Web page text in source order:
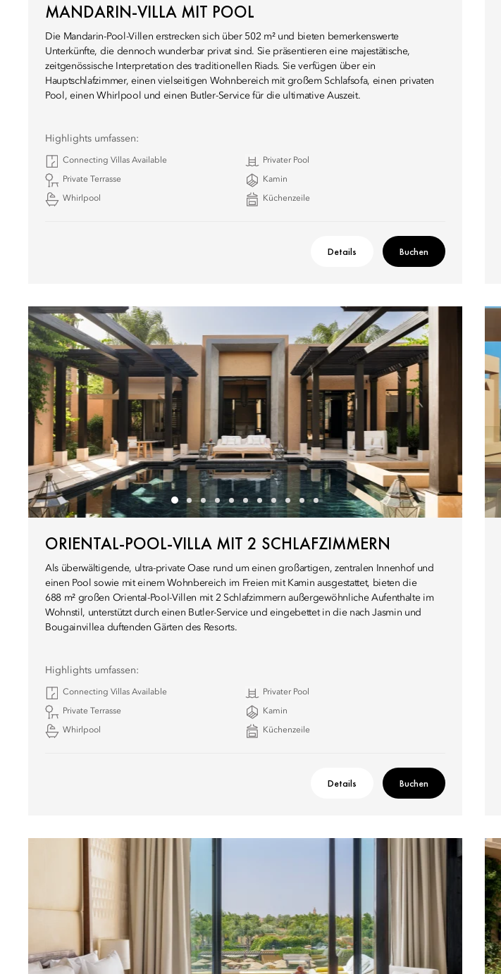
MANDARIN-VILLA MIT POOL
Die Mandarin-Pool-Villen erstrecken sich über 502 m² und bieten bemerkenswerte
Unterkünfte, die dennoch wunderbar privat sind. Sie präsentieren eine majestätische,
zeitgenössische Interpretation des traditionellen Riads. Sie verfügen über ein
Hauptschlafzimmer, einen vielseitigen Wohnbereich mit großem Schlafsofa, einen privaten
Pool, einen Whirlpool und einen Butler-Service für die ultimative Auszeit.
Highlights umfassen:
Connecting Villas Available Privater Pool
Private Terrasse Kamin
Whirlpool Küchenzeile
Details Buchen
ORIENTAL-POOL-VILLA MIT 2 SCHLAFZIMMERN
Als überwältigende, ultra-private Oase rund um einen großartigen, zentralen Innenhof und
einen Pool sowie mit einem Wohnbereich im Freien mit Kamin ausgestattet, bieten die
688 m² großen Oriental-Pool-Villen mit 2 Schlafzimmern außergewöhnliche Aufenthalte im
Wohnstil, unterstützt durch einen Butler-Service und eingebettet in die nach Jasmin und
Bougainvillea duftenden Gärten des Resorts.
Highlights umfassen:
Connecting Villas Available Privater Pool
Private Terrasse Kamin
Whirlpool Küchenzeile
Details Buchen